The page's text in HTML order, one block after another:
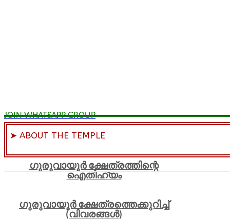
JOIN WHATSAPP GROUP
➤ ABOUT THE TEMPLE
ഗുരുവായൂർ ക്ഷേത്രത്തിന്റെ
ഐതിഹ്യം
ഗുരുവായൂർ ക്ഷേത്രത്തെക്കുറിച്ച്
(വിവരങ്ങൾ)